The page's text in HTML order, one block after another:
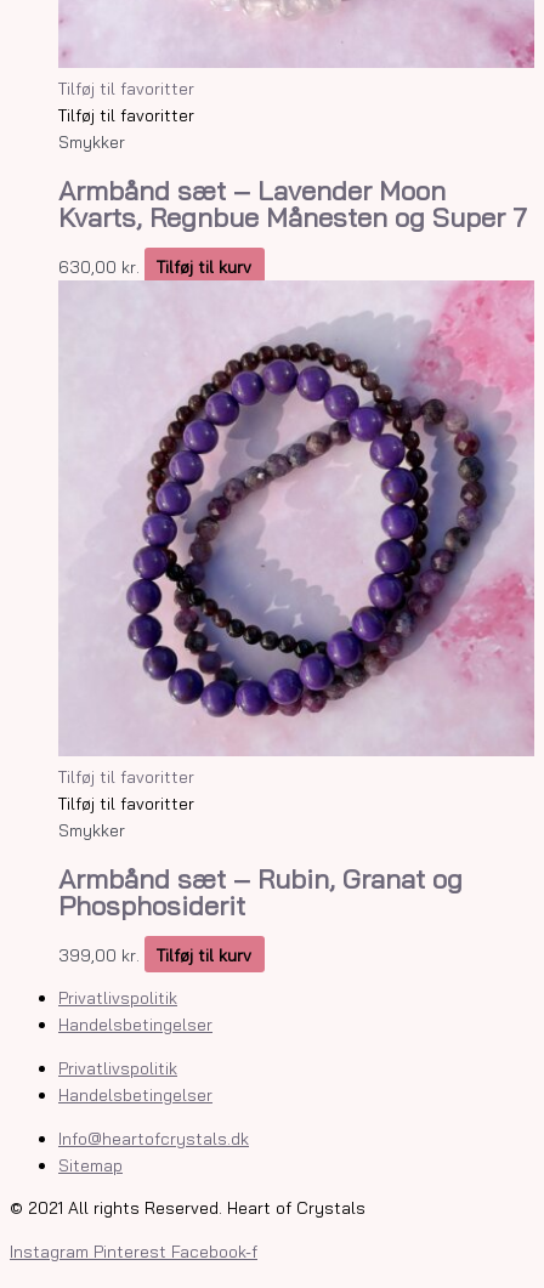
Tilføj til favoritter
Tilføj til favoritter
Smykker
Armbånd sæt – Lavender Moon
Kvarts, Regnbue Månesten og Super 7
630,00 kr. Tilføj til kurv
Tilføj til favoritter
Tilføj til favoritter
Smykker
Armbånd sæt – Rubin, Granat og
Phosphosiderit
399,00 kr. Tilføj til kurv
Privatlivspolitik
Handelsbetingelser
Privatlivspolitik
Handelsbetingelser
Info@heartofcrystals.dk
Sitemap
© 2021 All rights Reserved. Heart of Crystals
Instagram Pinterest Facebook-f